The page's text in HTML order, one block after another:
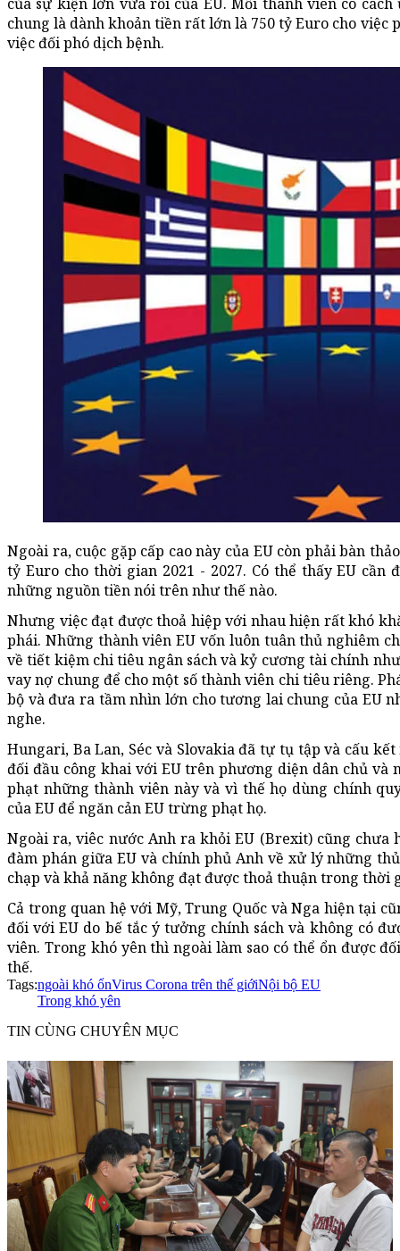
chung là dành khoản tiền rất lớn là 750 tỷ Euro cho việc
việc đối phó dịch bệnh.
Ngoài ra, cuộc gặp cấp cao này của EU còn phải bàn
tỷ Euro cho thời gian 2021 - 2027. Có thể thấy EU
những nguồn tiền nói trên như thế nào.
Nhưng việc đạt được thoả hiệp với nhau hiện rất khó
phái. Những thành viên EU vốn luôn tuân thủ nghiêm
về tiết kiệm chi tiêu ngân sách và kỷ cương tài chính
vay nợ chung để cho một số thành viên chi tiêu riêng.
bộ và đưa ra tầm nhìn lớn cho tương lai chung của EU
nghe.
Hungari, Ba Lan, Séc và Slovakia đã tự tụ tập và cấu
đối đầu công khai với EU trên phương diện dân chủ và
phạt những thành viên này và vì thế họ dùng chính
của EU để ngăn cản EU trừng phạt họ.
Ngoài ra, viêc nước Anh ra khỏi EU (Brexit) cũng
đàm phán giữa EU và chính phủ Anh về xử lý những
chạp và khả năng không đạt được thoả thuận trong
Cả trong quan hệ với Mỹ, Trung Quốc và Nga hiện tại
đối với EU do bế tắc ý tưởng chính sách và không có
viên. Trong khó yên thì ngoài làm sao có thể ổn được
thế.
Tags:ngoài khó ổnVirus Corona trên thế giớiNội bộ EU
Trong khó yên
TIN CÙNG CHUYÊN MỤC